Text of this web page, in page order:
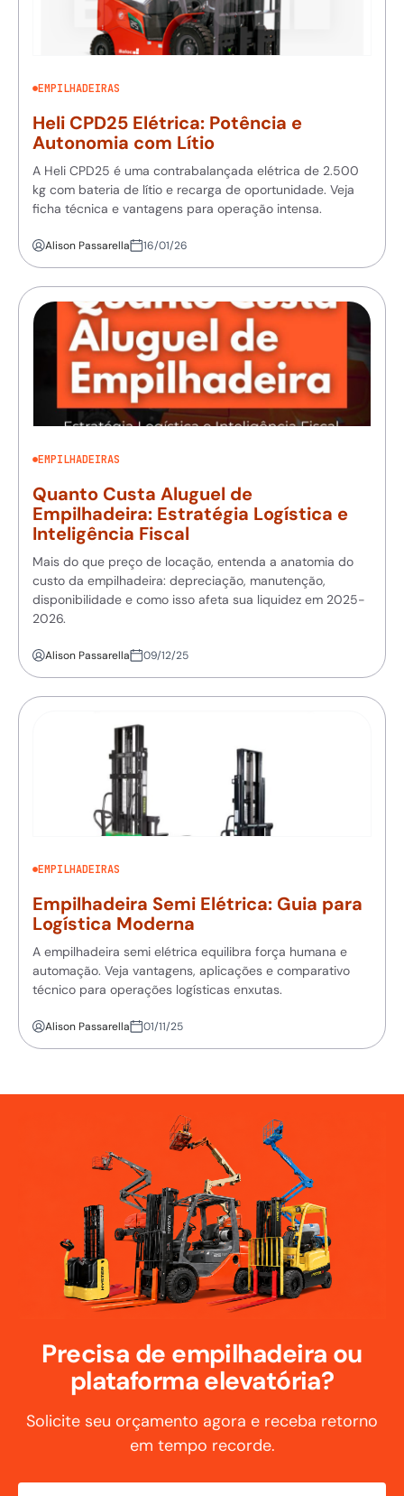
EMPILHADEIRAS
Heli CPD25 Elétrica: Potência e
Autonomia com Lítio
A Heli CPD25 é uma contrabalançada elétrica de 2.500
kg com bateria de lítio e recarga de oportunidade. Veja
ficha técnica e vantagens para operação intensa.
Alison Passarella 16/01/26
EMPILHADEIRAS
Quanto Custa Aluguel de
Empilhadeira: Estratégia Logística e
Inteligência Fiscal
Mais do que preço de locação, entenda a anatomia do
custo da empilhadeira: depreciação, manutenção,
disponibilidade e como isso afeta sua liquidez em 2025-
2026.
Alison Passarella 09/12/25
EMPILHADEIRAS
Empilhadeira Semi Elétrica: Guia para
Logística Moderna
A empilhadeira semi elétrica equilibra força humana e
automação. Veja vantagens, aplicações e comparativo
técnico para operações logísticas enxutas.
Alison Passarella 01/11/25
Precisa de empilhadeira ou
plataforma elevatória?
Solicite seu orçamento agora e receba retorno
em tempo recorde.